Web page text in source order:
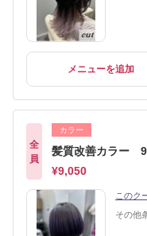
メニューを追加
全
員
カラー
髪質改善カラー
¥9,050
このク
その他